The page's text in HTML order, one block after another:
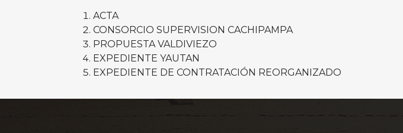
ACTA
CONSORCIO SUPERVISION CACHIPAMPA
PROPUESTA VALDIVIEZO
EXPEDIENTE YAUTAN
EXPEDIENTE DE CONTRATACIÓN REORGANIZADO